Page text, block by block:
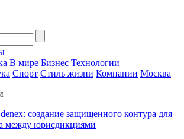
В мире Бизнес Технологии
Спорт Стиль жизни Компании Москва
создание защищенного контура для
между юрисдикциями